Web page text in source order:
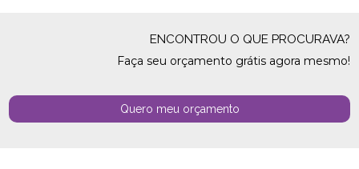
ENCONTROU O QUE PROCURAVA?
Faça seu orçamento grátis agora mesmo!
Quero meu orçamento